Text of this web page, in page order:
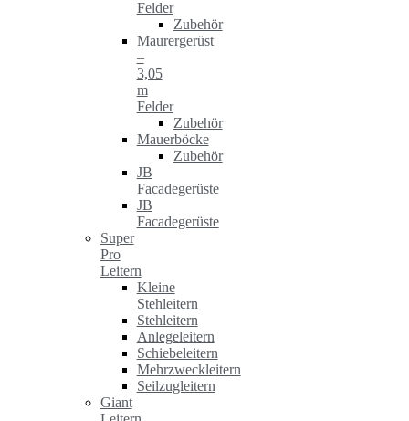
Felder
Zubehör
Maurergerüst
–
3,05
m
Felder
Zubehör
Mauerböcke
Zubehör
JB
Facadegerüste
JB
Facadegerüste
Super
Pro
Leitern
Kleine
Stehleitern
Stehleitern
Anlegeleitern
Schiebeleitern
Mehrzweckleitern
Seilzugleitern
Giant